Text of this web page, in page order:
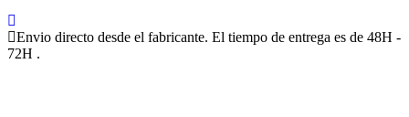
Envio directo desde el fabricante. El tiempo de entrega es de 48H -
72H .